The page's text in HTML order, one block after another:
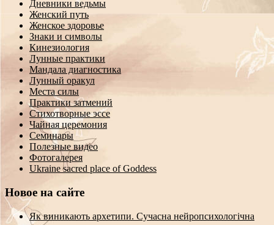
Дневники ведьмы
Женский путь
Женское здоровье
Знаки и символы
Кинезиология
Лунные практики
Мандала диагностика
Лунный оракул
Места силы
Практики затмений
Стихотворные эссе
Чайная церемония
Семинары
Полезные видео
Фотогалерея
Ukraine sacred place of Goddess
Новое на сайте
Як виникають архетипи. Сучасна нейропсихологічна